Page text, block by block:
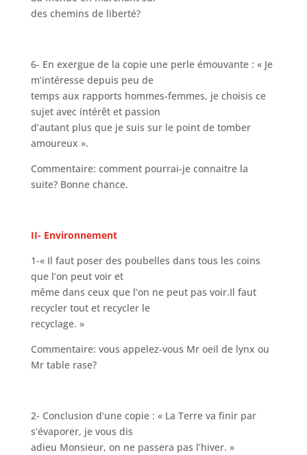
des chemins de liberté?
6- En exergue de la copie une perle émouvante : « Je
m’intéresse depuis peu de
temps aux rapports hommes-femmes, je choisis ce
sujet avec intérêt et passion
d’autant plus que je suis sur le point de tomber
amoureux ».
Commentaire: comment pourrai-je connaitre la
suite? Bonne chance.
II- Environnement
1-« Il faut poser des poubelles dans tous les coins
que l’on peut voir et
même dans ceux que l’on ne peut pas voir.Il faut
recycler tout et recycler le
recyclage. »
Commentaire: vous appelez-vous Mr oeil de lynx ou
Mr table rase?
2- Conclusion d’une copie : « La Terre va finir par
s’évaporer, je vous dis
adieu Monsieur, on ne passera pas l’hiver. »